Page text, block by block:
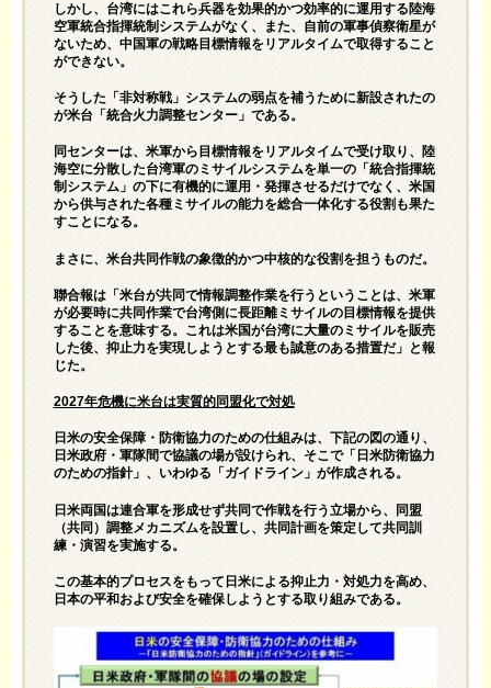
しかし、台湾にはこれら兵器を効果的かつ効率的に運用する陸海
空軍統合指揮統制システムがなく、また、自前の軍事偵察衛星が
ないため、中国軍の戦略目標情報をリアルタイムで取得すること
ができない。
そうした「非対称戦」システムの弱点を補うために新設されたの
が米台「統合火力調整センター」である。
同センターは、米軍から目標情報をリアルタイムで受け取り、陸
海空に分散した台湾軍のミサイルシステムを単一の「統合指揮統
制システム」の下に有機的に運用・発揮させるだけでなく、米国
から供与された各種ミサイルの能力を総合一体化する役割も果た
すことになる。
まさに、米台共同作戦の象徴的かつ中核的な役割を担うものだ。
聯合報は「米台が共同で情報調整作業を行うということは、米軍
が必要時に共同作業で台湾側に長距離ミサイルの目標情報を提供
することを意味する。これは米国が台湾に大量のミサイルを販売
した後、抑止力を実現しようとする最も誠意のある措置だ」と報
じた。
2027年危機に米台は実質的同盟化で対処
日米の安全保障・防衛協力のための仕組みは、下記の図の通り、
日米政府・軍隊間で協議の場が設けられ、そこで「日米防衛協力
のための指針」、いわゆる「ガイドライン」が作成される。
日米両国は連合軍を形成せず共同で作戦を行う立場から、同盟
（共同）調整メカニズムを設置し、共同計画を策定して共同訓
練・演習を実施する。
この基本的プロセスをもって日米による抑止力・対処力を高め、
日本の平和および安全を確保しようとする取り組みである。